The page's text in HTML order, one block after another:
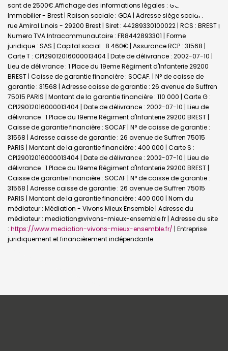
sont de 2500€.Affichage des informations légales : Galvaing
Immobilier - Brest | Raison sociale : GDA | Adresse siège social : 20
rue Amiral Linois - 29200 Brest | Siret : 44289330100022 | RCS : BREST |
Numero TVA Intracommunautaire : FR8442893301 | Forme
juridique : SAS | Capital social : 8 460€ | Assurance RCP : 31568 |
Carte T : CPI29012016000013404 | Date de délivrance : 2002-07-10 |
Lieu de délivrance : 1 Place du 19eme Régiment d'Infanterie 29200
BREST | Caisse de garantie financière : SOCAF. | N° de caisse de
garantie : 31568 | Adresse caisse de garantie : 26 avenue de Suffren
75015 PARIS | Montant de la garantie financière : 110 000 | Carte G :
CPI29012016000013404 | Date de délivrance : 2002-07-10 | Lieu de
délivrance : 1 Place du 19eme Régiment d'Infanterie 29200 BREST |
Caisse de garantie financière : SOCAF | N° de caisse de garantie :
31568 | Adresse caisse de garantie : 26 avenue de Suffren 75015
PARIS | Montant de la garantie financière : 400 000 | Carte S :
CPI29012016000013404 | Date de délivrance : 2002-07-10 | Lieu de
délivrance : 1 Place du 19eme Régiment d'Infanterie 29200 BREST |
Caisse de garantie financière : SOCAF | N° de caisse de garantie :
31568 | Adresse caisse de garantie : 26 avenue de Suffren 75015
PARIS | Montant de la garantie financière : 400 000 | Nom du
médiateur : Médiation - Vivons Mieux Ensemble | Adresse du
médiateur : mediation@vivons-mieux-ensemble.fr | Adresse du site
: https://www.mediation-vivons-mieux-ensemble.fr/ | Entreprise
juridiquement et financièrement indépendante